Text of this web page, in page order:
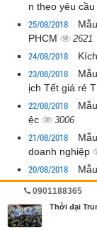
n theo yêu cầu
25/08/2018
PHCM
2621
24/08/2018
23/08/2018
ịch Tết giá rẻ
22/08/2018
ệc
3006
21/08/2018
doanh nghiệp
20/08/2018
oanh nghiệp
Bài viết mới hơn
0901188365
Thời đại